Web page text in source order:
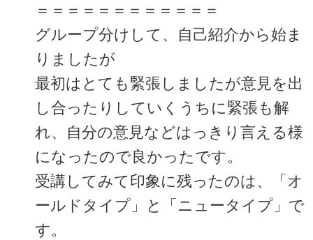
＝＝＝＝＝＝＝＝＝＝＝＝
グループ分けして、自己紹介から始ま
りましたが
最初はとても緊張しましたが意見を出
し合ったりしていくうちに緊張も解
れ、自分の意見などはっきり言える様
になったので良かったです。
受講してみて印象に残ったのは、「オ
ールドタイプ」と「ニュータイプ」で
す。